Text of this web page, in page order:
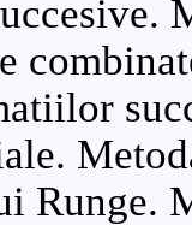
Runge.